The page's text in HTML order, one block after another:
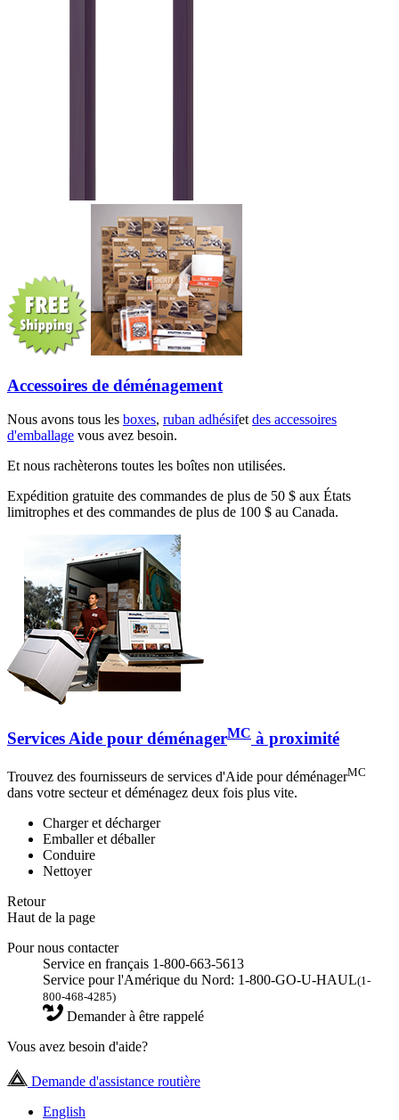
Accessoires de déménagement
Nous avons tous les boxes, ruban adhésifetdes accessoires
d'emballage vous avez besoin.
Et nous rachèterons toutes les boîtes non utilisées.
Expédition gratuite des commandes de plus de 50 $ aux États
limitrophes et des commandes de plus de 100 $ au Canada.
Services Aide pour déménagerMC à proximité
Trouvez des fournisseurs de services d'Aide pour déménagerMC
dans votre secteur et déménagez deux fois plus vite.
Charger et décharger
Emballer et déballer
Conduire
Nettoyer
Retour
Haut de la page
Pour nous contacter
Service en français 1-800-663-5613
Service pour l'Amérique du Nord: 1-800-GO-U-HAUL(1-
800-468-4285)
Demander à être rappelé
Vous avez besoin d'aide?
Demande d'assistance routière
English